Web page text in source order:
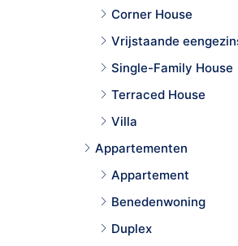
Corner House
Vrijstaande
Single-Family House
Terraced House
Villa
Appartementen
Appartement
Benedenwoning
Duplex